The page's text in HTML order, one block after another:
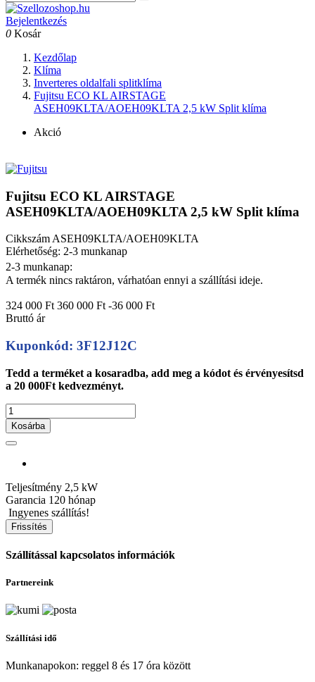
Bejelentkezés
0 Kosár
Kezdőlap
Klíma
Inverteres oldalfali splitklíma
Fujitsu ECO KL AIRSTAGE
ASEH09KLTA/AOEH09KLTA 2,5 kW Split klíma
Akció
Fujitsu ECO KL AIRSTAGE
ASEH09KLTA/AOEH09KLTA 2,5 kW Split klíma
CikkszámASEH09KLTA/AOEH09KLTA
Elérhetőség: 2-3 munkanap
2-3 munkanap:
A termék nincs raktáron, várhatóan ennyi a szállítási ideje.
324 000 Ft 360 000 Ft -36 000 Ft
Bruttó ár
Kuponkód: 3F12J12C
Tedd a terméket a kosaradba, add meg a kódot és érvényesítsd
a 20 000Ft kedvezményt.
Kosárba
Teljesítmény 2,5 kW
Garancia 120 hónap
Ingyenes szállítás!
Szállítással kapcsolatos információk
Partnereink
Szállítási idő
Munkanapokon: reggel 8 és 17 óra között